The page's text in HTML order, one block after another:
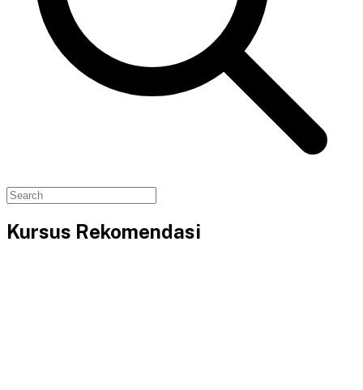
Kursus Rekomendasi